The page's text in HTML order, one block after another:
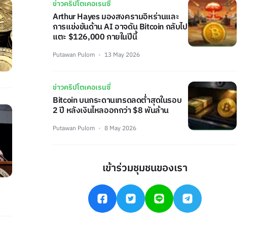
ข่าวคริปโตเคอเรนซี่
Arthur Hayes มองสงครามอิหร่านและ
การแข่งขันด้าน AI อาจดัน Bitcoin กลับไป
แตะ $126,000 ภายในปีนี้
Putawan Pulom 13 May 2026
ข่าวคริปโตเคอเรนซี่
Bitcoin บนกระดานเทรดลดต่ำสุดในรอบ
2 ปี หลังเงินไหลออกกว่า $8 พันล้าน
Putawan Pulom 8 May 2026
เข้าร่วมชุมชนของเรา